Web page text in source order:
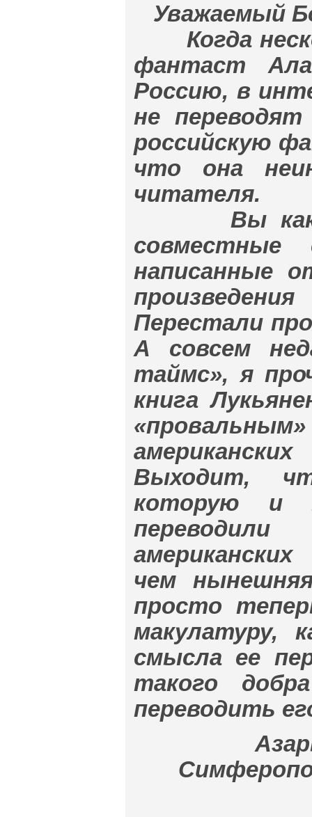
Уважаемый
Когда
фантаст
Россию, в
не
российскую
что она
читателя.
Вы как-то
написанные
Перестали
А совсем
таймс», я
книга
Выходит,
которую и
чем
просто
смысла ее
такого
переводить